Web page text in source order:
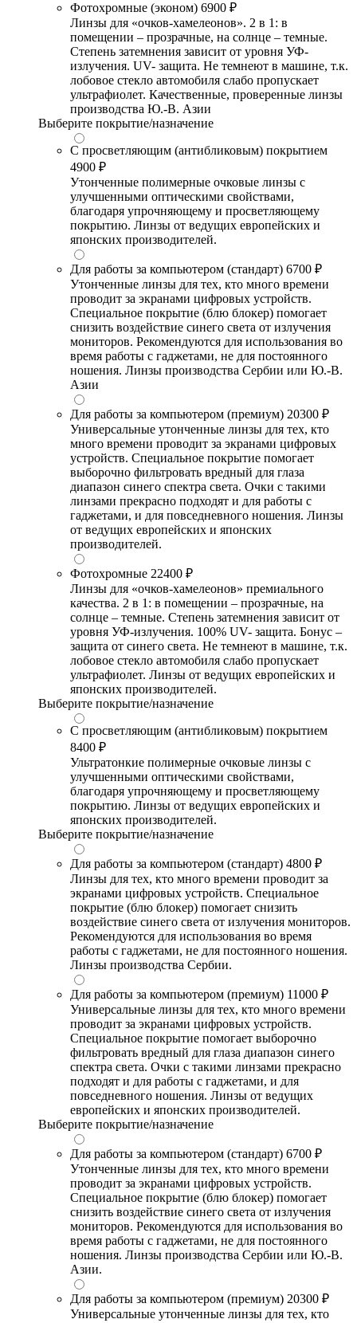
Фотохромные (эконом) 6900 ₽
Линзы для «очков-хамелеонов». 2 в 1: в
помещении – прозрачные, на солнце – темные.
Степень затемнения зависит от уровня УФ-
излучения. UV- защита. Не темнеют в машине, т.к.
лобовое стекло автомобиля слабо пропускает
ультрафиолет. Качественные, проверенные линзы
производства Ю.-В. Азии
Выберите покрытие/назначение
С просветляющим (антибликовым) покрытием
4900 ₽
Утонченные полимерные очковые линзы с
улучшенными оптическими свойствами,
благодаря упрочняющему и просветляющему
покрытию. Линзы от ведущих европейских и
японских производителей.
Для работы за компьютером (стандарт) 6700 ₽
Утонченные линзы для тех, кто много времени
проводит за экранами цифровых устройств.
Специальное покрытие (блю блокер) помогает
снизить воздействие синего света от излучения
мониторов. Рекомендуются для использования во
время работы с гаджетами, не для постоянного
ношения. Линзы производства Сербии или Ю.-В.
Азии
Для работы за компьютером (премиум) 20300 ₽
Универсальные утонченные линзы для тех, кто
много времени проводит за экранами цифровых
устройств. Специальное покрытие помогает
выборочно фильтровать вредный для глаза
диапазон синего спектра света. Очки с такими
линзами прекрасно подходят и для работы с
гаджетами, и для повседневного ношения. Линзы
от ведущих европейских и японских
производителей.
Фотохромные 22400 ₽
Линзы для «очков-хамелеонов» премиального
качества. 2 в 1: в помещении – прозрачные, на
солнце – темные. Степень затемнения зависит от
уровня УФ-излучения. 100% UV- защита. Бонус –
защита от синего света. Не темнеют в машине, т.к.
лобовое стекло автомобиля слабо пропускает
ультрафиолет. Линзы от ведущих европейских и
японских производителей.
Выберите покрытие/назначение
С просветляющим (антибликовым) покрытием
8400 ₽
Ультратонкие полимерные очковые линзы с
улучшенными оптическими свойствами,
благодаря упрочняющему и просветляющему
покрытию. Линзы от ведущих европейских и
японских производителей.
Выберите покрытие/назначение
Для работы за компьютером (стандарт) 4800 ₽
Линзы для тех, кто много времени проводит за
экранами цифровых устройств. Специальное
покрытие (блю блокер) помогает снизить
воздействие синего света от излучения мониторов.
Рекомендуются для использования во время
работы с гаджетами, не для постоянного ношения.
Линзы производства Сербии.
Для работы за компьютером (премиум) 11000 ₽
Универсальные линзы для тех, кто много времени
проводит за экранами цифровых устройств.
Специальное покрытие помогает выборочно
фильтровать вредный для глаза диапазон синего
спектра света. Очки с такими линзами прекрасно
подходят и для работы с гаджетами, и для
повседневного ношения. Линзы от ведущих
европейских и японских производителей.
Выберите покрытие/назначение
Для работы за компьютером (стандарт) 6700 ₽
Утонченные линзы для тех, кто много времени
проводит за экранами цифровых устройств.
Специальное покрытие (блю блокер) помогает
снизить воздействие синего света от излучения
мониторов. Рекомендуются для использования во
время работы с гаджетами, не для постоянного
ношения. Линзы производства Сербии или Ю.-В.
Азии.
Для работы за компьютером (премиум) 20300 ₽
Универсальные утонченные линзы для тех, кто